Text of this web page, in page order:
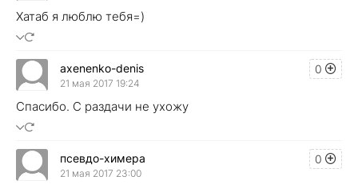
Хатаб я люблю тебя=)
0
axenenko-denis
21 мая 2017 19:24
Спасибо. С раздачи не ухожу
0
псевдо-химера
21 мая 2017 23:00